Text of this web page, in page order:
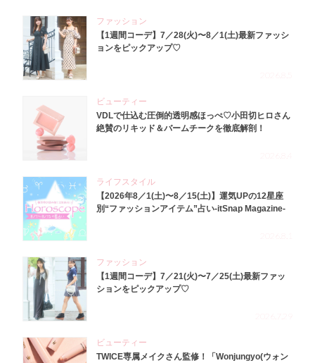
ファッション
【1週間コーデ】7／28(火)〜8／1(土)最新ファッシ
ョンをピックアップ♡
ビューティー
VDLで仕込む圧倒的透明感ほっぺ♡小田切ヒロさん
絶賛のリキッド＆バームチークを徹底解剖！
ライフスタイル
【2026年8／1(土)〜8／15(土)】運気UPの12星座
別“ファッションアイテム”占い-itSnap Magazine-
ファッション
【1週間コーデ】7／21(火)〜7／25(土)最新ファッ
ションをピックアップ♡
ビューティー
TWICE専属メイクさん監修！「Wonjungyo(ウォン